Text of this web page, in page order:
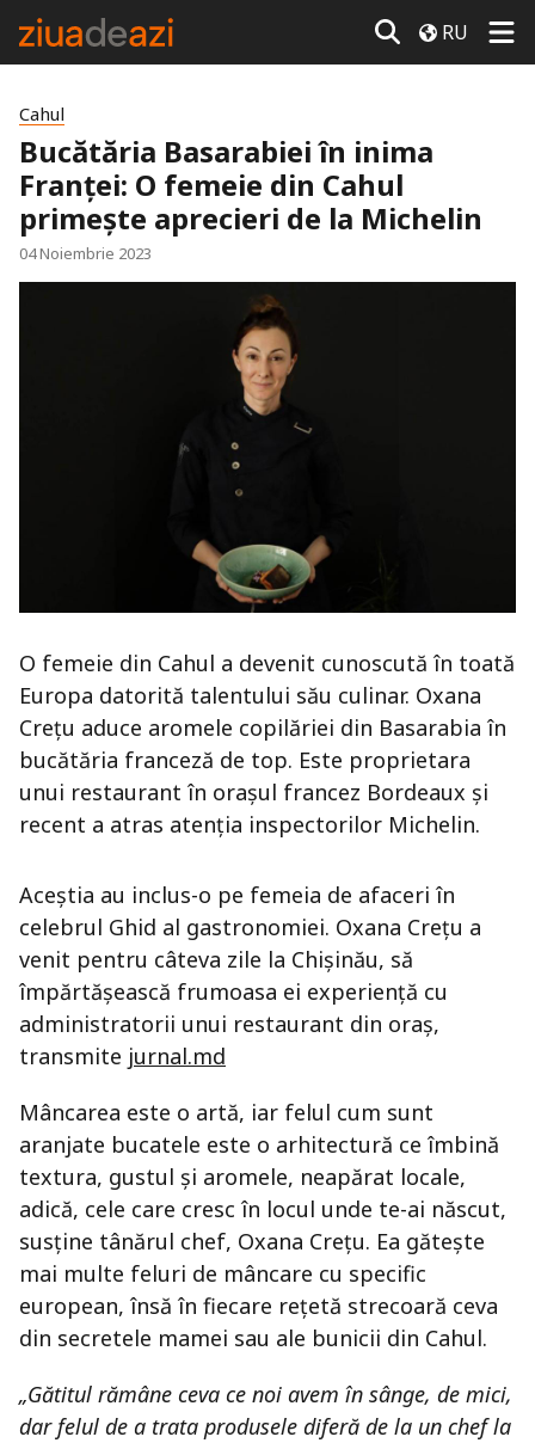
RU
Cahul
Bucătăria Basarabiei în inima
Franței: O femeie din Cahul
primește aprecieri de la Michelin
04 Noiembrie 2023
O femeie din Cahul a devenit cunoscută în toată
Europa datorită talentului său culinar. Oxana
Crețu aduce aromele copilăriei din Basarabia în
bucătăria franceză de top. Este proprietara
unui restaurant în orașul francez Bordeaux și
recent a atras atenția inspectorilor Michelin.
Aceștia au inclus-o pe femeia de afaceri în
celebrul Ghid al gastronomiei. Oxana Crețu a
venit pentru câteva zile la Chișinău, să
împărtășească frumoasa ei experiență cu
administratorii unui restaurant din oraș,
transmite jurnal.md
Mâncarea este o artă, iar felul cum sunt
aranjate bucatele este o arhitectură ce îmbină
textura, gustul și aromele, neapărat locale,
adică, cele care cresc în locul unde te-ai născut,
susține tânărul chef, Oxana Crețu. Ea gătește
mai multe feluri de mâncare cu specific
european, însă în fiecare rețetă strecoară ceva
din secretele mamei sau ale bunicii din Cahul.
„Gătitul rămâne ceva ce noi avem în sânge, de mici,
dar felul de a trata produsele diferă de la un chef la